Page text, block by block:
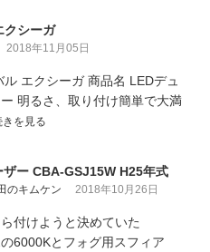
クシーガ
2018年11月05日
ル エクシーガ 商品名 LEDデュ
明るさ、取り付け簡単で大満
きを見る
ザー CBA-GSJ15W H25年式
のキムケン 2018年10月26日
付けようと決めていた
6000Kとフォグ用スフィア